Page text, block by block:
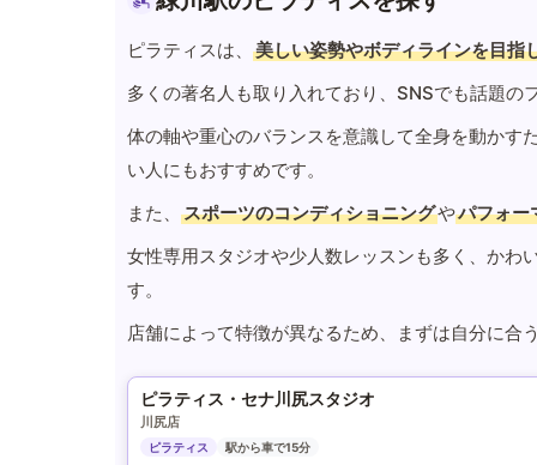
ピラティスは、
美しい姿勢やボディラインを目指
多くの著名人も取り入れており、SNSでも話題の
体の軸や重心のバランスを意識して全身を動かす
い人にもおすすめです。
また、
スポーツのコンディショニングやパフォー
女性専用スタジオや少人数レッスンも多く、かわ
す。
店舗によって特徴が異なるため、まずは自分に合
ピラティス・セナ川尻スタジオ
川尻店
ピラティス 駅から車で15分